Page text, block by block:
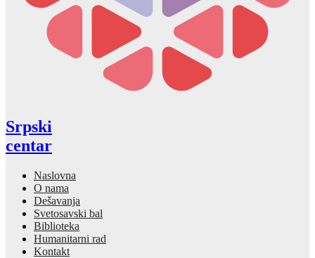
Srpski
centar
Naslovna
O nama
Dešavanja
Svetosavski bal
Biblioteka
Humanitarni rad
Kontakt